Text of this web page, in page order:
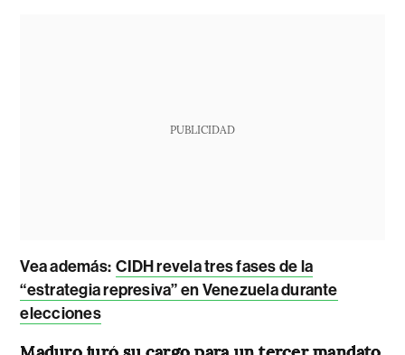
PUBLICIDAD
Vea además: CIDH revela tres fases de la
“estrategia represiva” en Venezuela durante
elecciones